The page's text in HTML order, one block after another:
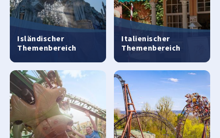
Isländischer
Themenbereich
Italienischer
Themenbereich